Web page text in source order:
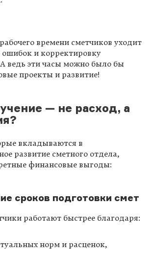
времени сметчиков уходит
ошибок и корректировку
ведь эти часы можно было бы
проекты и развитие!
— не расход, а
вкладываются в
развитие сметного отдела,
финансовые выгоды:
сроков подготовки смет
работают быстрее благодаря:
норм и расценок,